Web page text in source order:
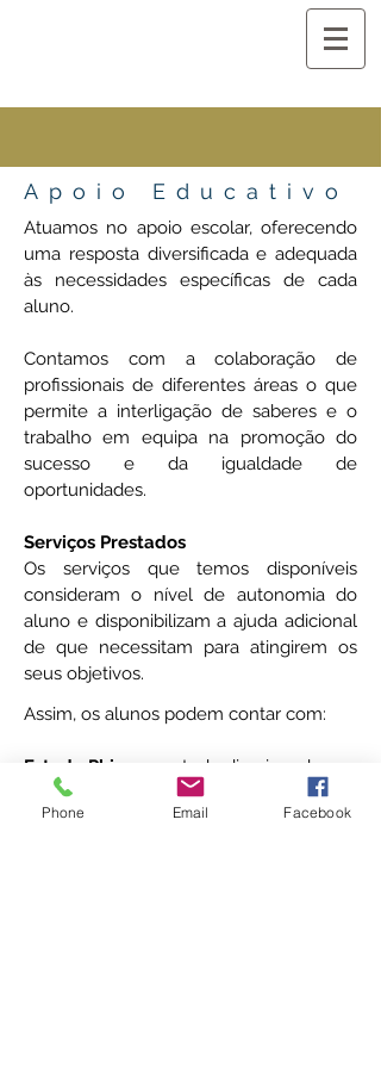
Apoio Educativo
Atuamos no apoio escolar, oferecendo
uma resposta diversificada e adequada
às necessidades específicas de cada
aluno.
Contamos com a colaboração de
profissionais de diferentes áreas o que
permite a interligação de saberes e o
trabalho em equipa na promoção do
sucesso e da igualdade de
oportunidades.
Serviços Prestados
Os serviços que temos disponíveis
consideram o nível de autonomia do
aluno e disponibilizam a ajuda adicional
de que necessitam para atingirem os
seus objetivos.
Assim, os alunos podem contar com:
Estudo Phi - um estudo direcionado, em
que é o professor quem gere o estudo
e as atividades, podendo ser em grupo
Phone Email Facebook